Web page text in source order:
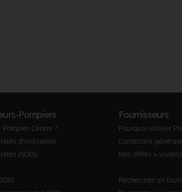
Pompiers
Center ?
d'utilisation
(SDIS)
Fournisseurs
Pourquoi utiliser
Conditions
Nos offres «
Rechercher un